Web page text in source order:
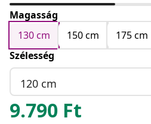
Magasság
130 cm
150 cm 175 cm
Szélesség
120 cm
9.790 Ft